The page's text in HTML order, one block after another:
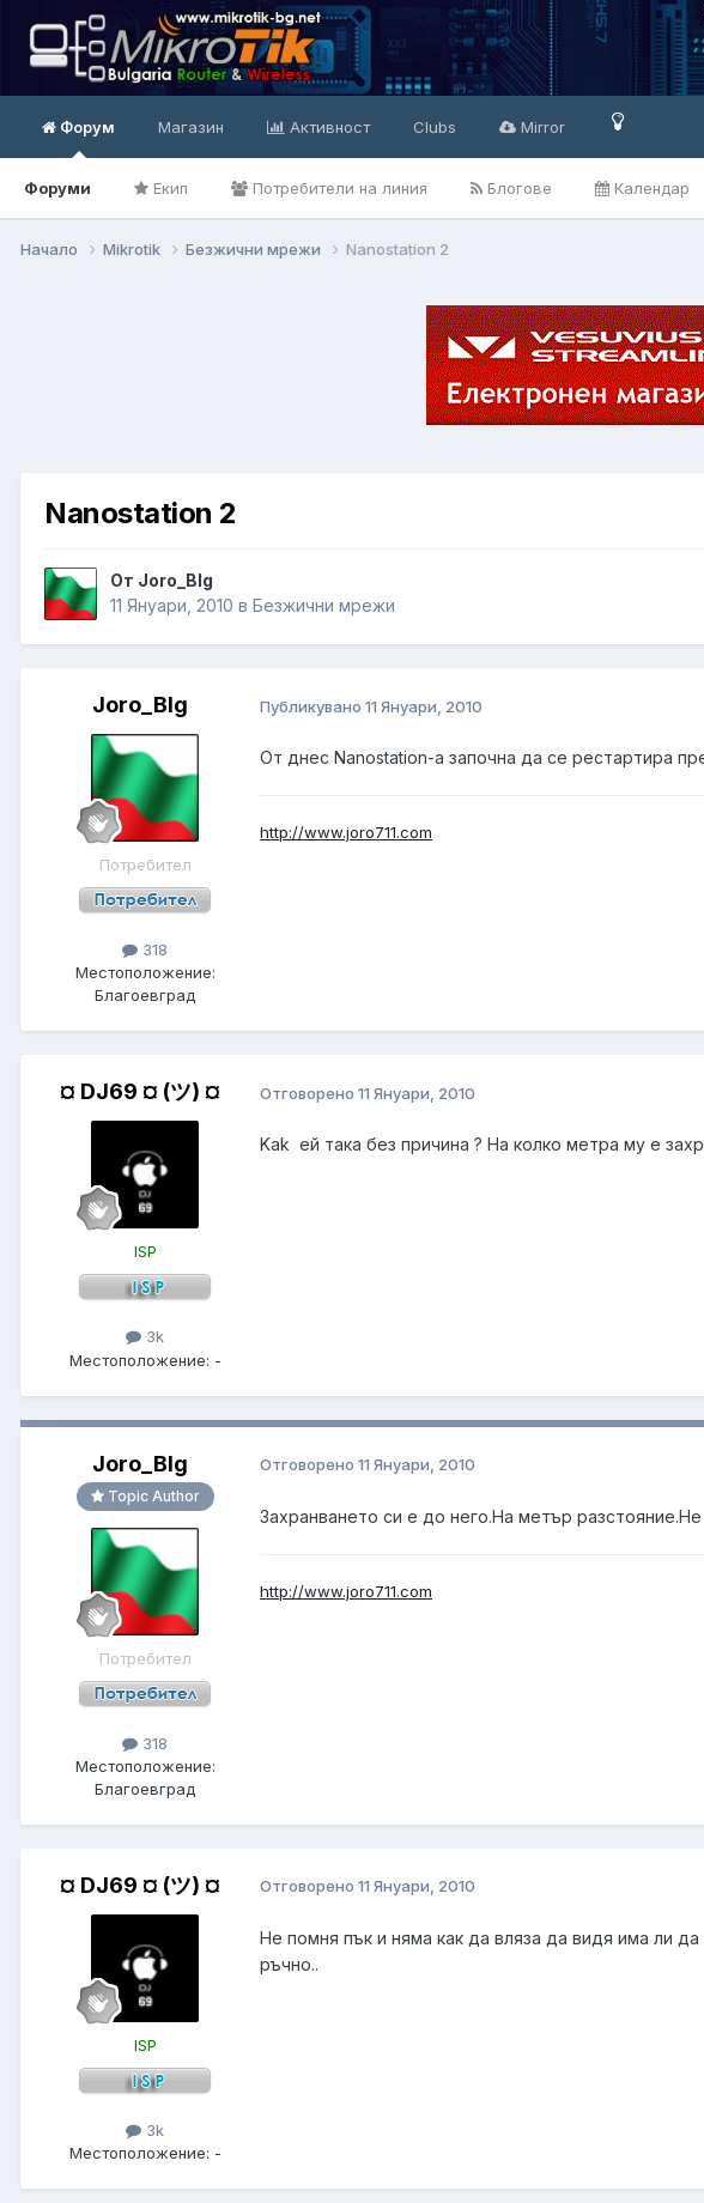
Форум
Форуми Екип Потребители на линия Блогове Календар
Магазин Активност Clubs Mirror
Начало Mikrotik Безжични мрежи Nanostation 2
Nanostation 2
От Joro_Blg
11 Януари, 2010 в Безжични мрежи
Joro_Blg
Потребител
318
Местоположение:
Благоевград
Публикувано 11 Януари, 2010
От днес Nanostation-а започна да се рестартира
http://www.joro711.com
¤ DJ69 ¤ (ツ) ¤
ISP
3k
Местоположение: -
Отговорено 11 Януари, 2010
Kak ей така без причина ? На колко метра му е
Joro_Blg
Topic Author
Потребител
318
Местоположение:
Благоевград
Отговорено 11 Януари, 2010
Захранването си е до него.На метър
http://www.joro711.com
¤ DJ69 ¤ (ツ) ¤
ISP
3k
Местоположение: -
Отговорено 11 Януари, 2010
Не помня пък и няма как да вляза да видя има ли
ръчно..